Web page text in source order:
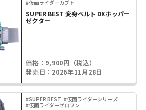
#仮面ライダーカブト
SUPER BEST 変身ベルト DXホッパー
ゼクター
価格：9,900円（税込）
発売日：2026年11月28日
#SUPER BEST #仮面ライダーシリーズ
#仮面ライダーゼロワン